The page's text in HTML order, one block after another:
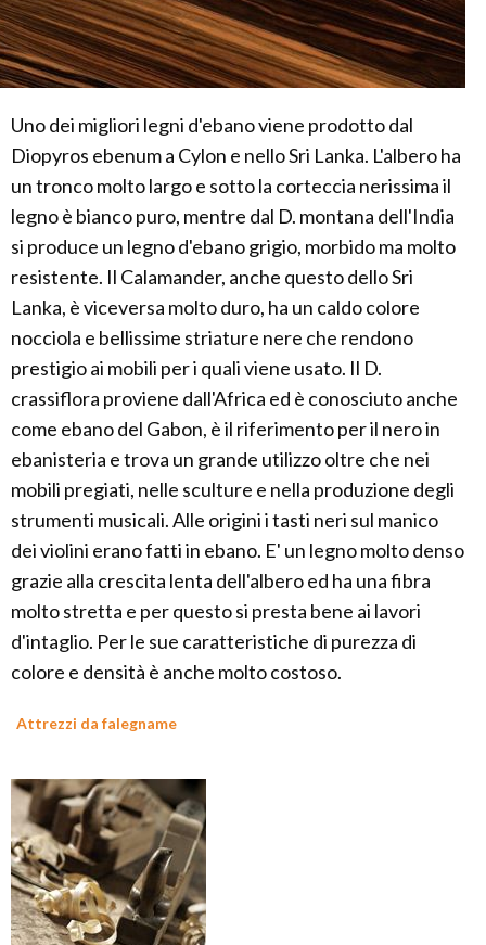
Uno dei migliori legni d'ebano viene prodotto dal
Diopyros ebenum a Cylon e nello Sri Lanka. L'albero ha
un tronco molto largo e sotto la corteccia nerissima il
legno è bianco puro, mentre dal D. montana dell'India
si produce un legno d'ebano grigio, morbido ma molto
resistente. Il Calamander, anche questo dello Sri
Lanka, è viceversa molto duro, ha un caldo colore
nocciola e bellissime striature nere che rendono
prestigio ai mobili per i quali viene usato. Il D.
crassiflora proviene dall'Africa ed è conosciuto anche
come ebano del Gabon, è il riferimento per il nero in
ebanisteria e trova un grande utilizzo oltre che nei
mobili pregiati, nelle sculture e nella produzione degli
strumenti musicali. Alle origini i tasti neri sul manico
dei violini erano fatti in ebano. E' un legno molto denso
grazie alla crescita lenta dell'albero ed ha una fibra
molto stretta e per questo si presta bene ai lavori
d'intaglio. Per le sue caratteristiche di purezza di
colore e densità è anche molto costoso.
Attrezzi da falegname